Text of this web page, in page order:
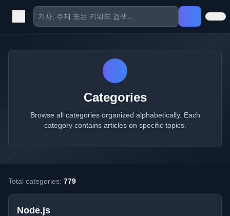
Categories
Browse all categories organized alphabetically. Each
category contains articles on specific topics.
Total categories: 779
Node.js